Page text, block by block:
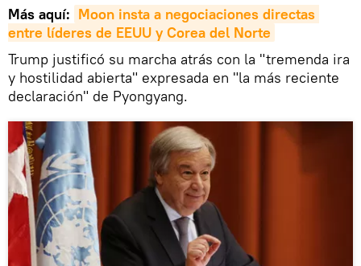
Más aquí: Moon insta a negociaciones directas
entre líderes de EEUU y Corea del Norte
Trump justificó su marcha atrás con la "tremenda ira
y hostilidad abierta" expresada en "la más reciente
declaración" de Pyongyang.